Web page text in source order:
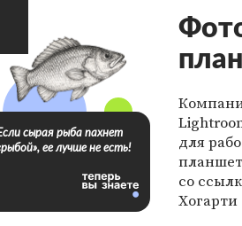
для
со
Хогарти
сырая рыба пахнет
ее лучше не есть!